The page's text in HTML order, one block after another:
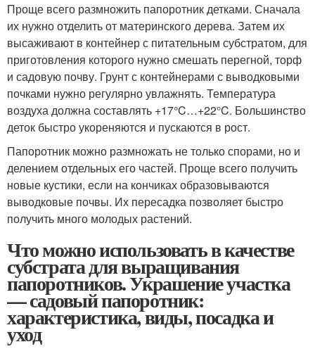
Проще всего размножить папоротник детками. Сначала
их нужно отделить от материнского дерева. Затем их
высаживают в контейнер с питательным субстратом, для
приготовления которого нужно смешать перегной, торф
и садовую почву. Грунт с контейнерами с выводковыми
почками нужно регулярно увлажнять. Температура
воздуха должна составлять +17°C…+22°C. Большинство
деток быстро укореняются и пускаются в рост.
Папоротник можно размножать не только спорами, но и
делением отдельных его частей. Проще всего получить
новые кустики, если на кончиках образовываются
выводковые почвы. Их пересадка позволяет быстро
получить много молодых растений.
Что можно использовать в качестве
субстрата для выращивания
папоротников. Украшение участка
— садовый папоротник:
характеристика, виды, посадка и
уход